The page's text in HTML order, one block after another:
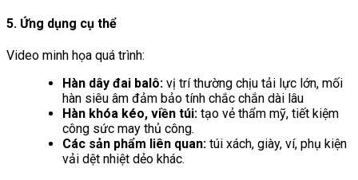
5. Ứng dụng cụ thể
Video minh họa quá trình:
Hàn dây đai balô: vị trí thường chịu tải lực lớn, mối
hàn siêu âm đảm bảo tính chắc chắn dài lâu
Hàn khóa kéo, viền túi: tạo vẻ thẩm mỹ, tiết kiệm
công sức may thủ công.
Các sản phẩm liên quan: túi xách, giày, ví, phụ kiện
vải dệt nhiệt dẻo khác.